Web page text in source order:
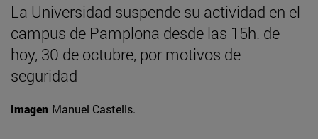
La Universidad suspende su actividad en el
campus de Pamplona desde las 15h. de
hoy, 30 de octubre, por motivos de
seguridad
Imagen Manuel Castells.